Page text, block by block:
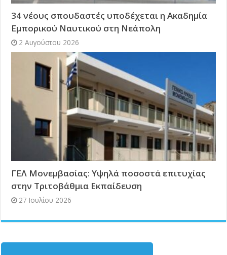
34 νέους σπουδαστές υποδέχεται η Ακαδημία
Εμπορικού Ναυτικού στη Νεάπολη
2 Αυγούστου 2026
ΓΕΛ Μονεμβασίας: Υψηλά ποσοστά επιτυχίας
στην Τριτοβάθμια Εκπαίδευση
27 Ιουλίου 2026